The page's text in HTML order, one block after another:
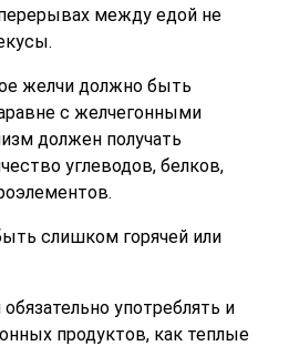
между едой не
желчи должно быть
с желчегонными
должен получать
углеводов, белков,
слишком горячей или
употреблять и
продуктов, как теплые